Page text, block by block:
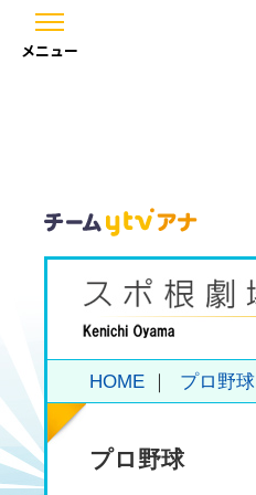
メニュー
HOME ｜ プロ野球
プロ野球